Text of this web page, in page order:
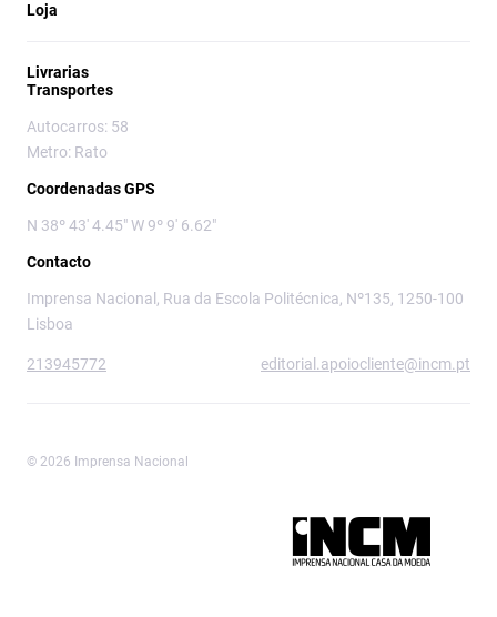
Loja
Livrarias
Transportes
Autocarros: 58
Metro: Rato
Coordenadas GPS
N 38º 43' 4.45" W 9º 9' 6.62"
Contacto
Imprensa Nacional, Rua da Escola Politécnica, Nº135, 1250-100
Lisboa
213945772 editorial.apoiocliente@incm.pt
© 2026 Imprensa Nacional